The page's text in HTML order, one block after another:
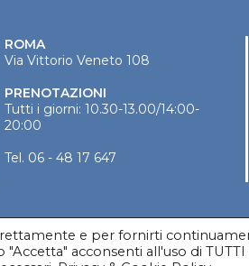
ROMA
Via Vittorio Veneto 108
PRENOTAZIONI
Tutti i giorni: 10.30-13.00/14:00-
20:00
Tel. 06 - 48 17 647
e per fornirti
acconsenti all'uso di